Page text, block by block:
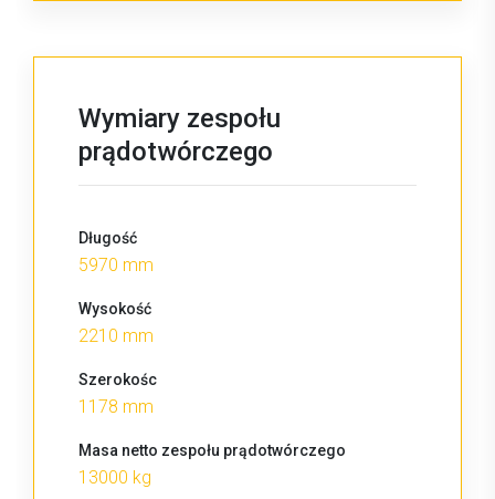
Wymiary zespołu
prądotwórczego
Długość
5970 mm
Wysokość
2210 mm
Szerokośc
1178 mm
Masa netto zespołu prądotwórczego
13000 kg